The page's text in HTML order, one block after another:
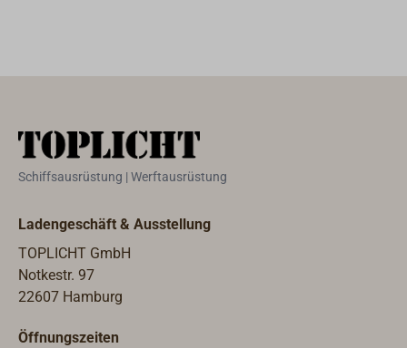
mm. Grifflänge
110 mm,
Schiffsausrüstung | Werftausrüstung
Ladengeschäft & Ausstellung
TOPLICHT GmbH
Notkestr. 97
22607 Hamburg
Öffnungszeiten